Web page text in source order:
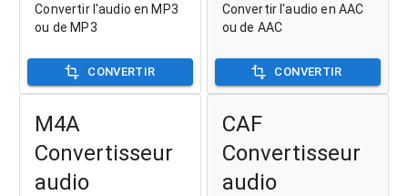
Convertir l'audio en MP3
ou de MP3
CONVERTIR
Convertir l'audio en AAC
ou de AAC
CONVERTIR
M4A
Convertisseur
audio
CAF
Convertisseur
audio